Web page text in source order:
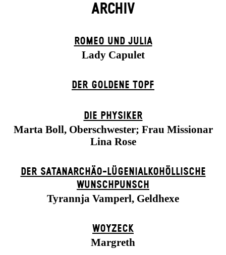
ARCHIV
ROMEO UND JULIA
Lady Capulet
DER GOLDENE TOPF
DIE PHYSIKER
Marta Boll, Oberschwester; Frau Missionar
Lina Rose
DER SATANARCHÄO-LÜGENIALKOHÖLLISCHE
WUNSCHPUNSCH
Tyrannja Vamperl, Geldhexe
WOYZECK
Margreth